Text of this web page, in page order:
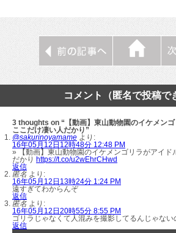
コメント（匿名で投稿で
3 thoughts on “【動画】東山動物園のイケメン
ここだけ凄い人だかり”
@sakurinoyamame より:
16年05月12日12時48分 12:48 PM
» 【動画】東山動物園のイケメンゴリラがアイ
だかり https://t.co/u2wEhrCHwd
返信
匿名 より:
16年05月12日13時24分 1:24 PM
遠すぎてわからんぞ
返信
匿名 より:
16年05月12日20時55分 8:55 PM
ゴリラじゃなくて人混みを撮影してるんじゃない
返信